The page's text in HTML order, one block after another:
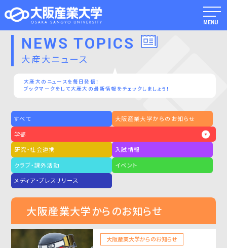
MENU
NEWS TOPICS
大産大ニュース
大産大のニュースを毎日発信！
ブックマークをして大産大の最新情報をチェックしましょう！
大阪産業大学からのお知らせ
大阪産業大学からのお知らせ
すべて
大阪産業大学からのお知らせ
学部
研究・社会連携
入試情報
クラブ・課外活動
イベント
メディア・プレスリリース